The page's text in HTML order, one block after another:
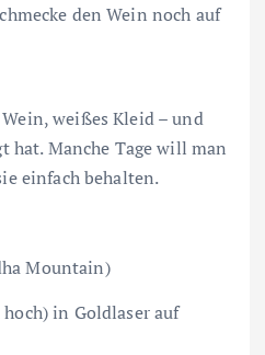
den Wein noch auf
weißes Kleid – und
hat. Manche Tage will man
einfach behalten.
Mountain)
in Goldlaser auf